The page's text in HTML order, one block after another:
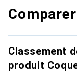
Classement
produit